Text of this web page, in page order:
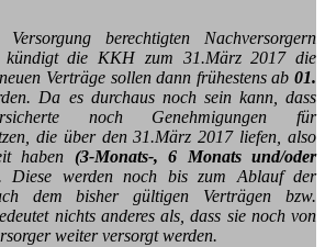
berechtigten Nachversorgern
kündigt die KKH zum 31.März 2017 die
Verträge sollen dann frühestens ab 01.
Da es durchaus noch sein kann, dass
noch Genehmigungen für
die über den 31.März 2017 liefen, also
haben (3-Monats-, 6 Monats und/oder
Diese werden noch bis zum Ablauf der
dem bisher gültigen Verträgen bzw.
nichts anderes als, dass sie noch von
weiter versorgt werden.